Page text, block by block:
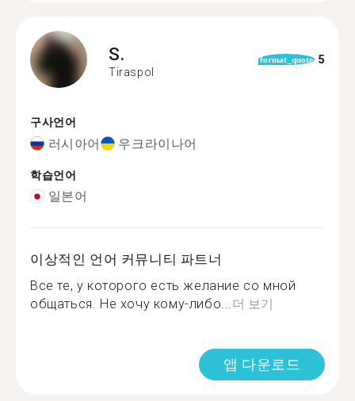
S.
Tiraspol
format_quote 5
구사언어
러시아어 우크라이나어
학습언어
일본어
이상적인 언어 커뮤니티 파트너
Все те, у которого есть желание со мной
общаться. Не хочу кому-либо...더 보기
앱 다운로드